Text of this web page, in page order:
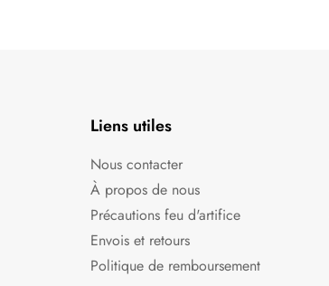
Liens utiles
Nous contacter
À propos de nous
Précautions feu d'artifice
Envois et retours
Politique de remboursement